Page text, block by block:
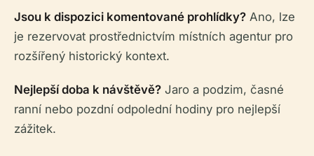
Jsou k dispozici komentované prohlídky? Ano, lze
je rezervovat prostřednictvím místních agentur pro
rozšířený historický kontext.
Nejlepší doba k návštěvě? Jaro a podzim, časné
ranní nebo pozdní odpolední hodiny pro nejlepší
zážitek.